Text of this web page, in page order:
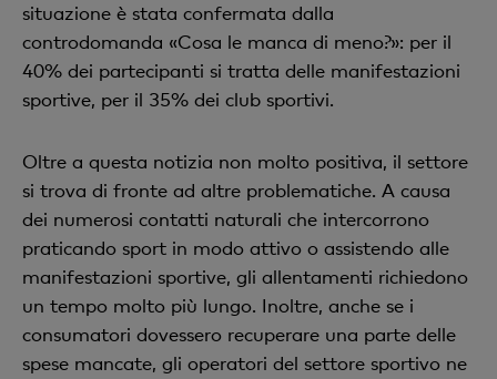
situazione è stata confermata dalla
controdomanda «Cosa le manca di meno?»: per il
40% dei partecipanti si tratta delle manifestazioni
sportive, per il 35% dei club sportivi.
Oltre a questa notizia non molto positiva, il settore
si trova di fronte ad altre problematiche. A causa
dei numerosi contatti naturali che intercorrono
praticando sport in modo attivo o assistendo alle
manifestazioni sportive, gli allentamenti richiedono
un tempo molto più lungo. Inoltre, anche se i
consumatori dovessero recuperare una parte delle
spese mancate, gli operatori del settore sportivo ne